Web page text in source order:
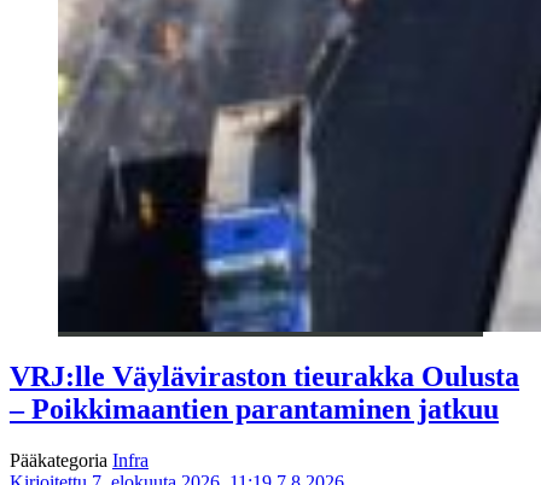
VRJ:lle Väyläviraston tieurakka Oulusta
– Poikkimaantien parantaminen jatkuu
Pääkategoria Infra